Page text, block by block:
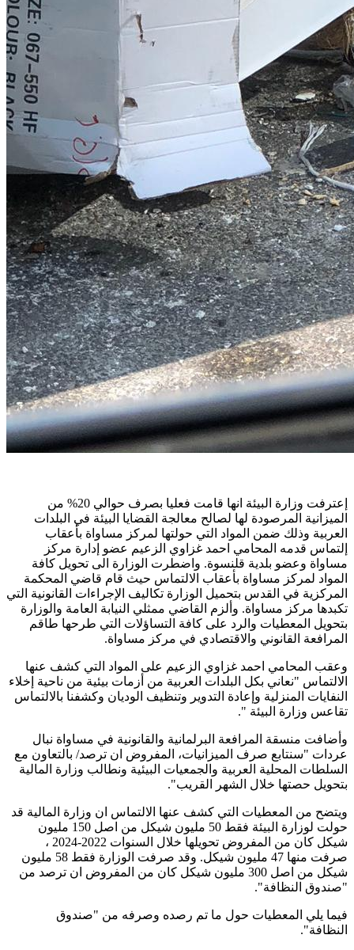
إعترفت وزارة البيئة انها قامت فعليا بصرف حوالي 20% من
الميزانية المرصودة لها لصالح معالجة القضايا البيئة في البلدات
العربية وذلك ضمن المواد التي حولتها لمركز مساواة بأعقاب
إلتماس قدمه المحامي احمد غزاوي الزعيم عضو إدارة مركز
مساواة وعضو بلدية قلنسوة. واضطرت الوزارة الى تحويل كافة
المواد لمركز مساواة بأعقاب الالتماس حيث قام قاضي المحكمة
المركزية في القدس بتحميل الوزارة تكاليف الإجراءات القانونية التي
تكبدها مركز مساواة. وألزم القاضي ممثلي النيابة العامة والوزارة
بتحويل المعطيات والرد على كافة التساؤلات التي طرحها طاقم
المرافعة القانوني والاقتصادي في مركز مساواة.
وعقب المحامي احمد غزاوي الزعيم على المواد التي كشف عنها
الالتماس "نعاني بكل البلدات العربية من أزمات بيئية من ناحية إخلاء
النفايات المنزلية وإعادة التدوير وتنظيف الوديان وكشفنا بالالتماس
تقاعس وزارة البيئة ".
وأضافت منسقة المرافعة البرلمانية والقانونية في مساواة نبال
عردات "سنتابع صرف الميزانيات، المفروض ان ترصد/ بالتعاون مع
السلطات المحلية العربية والجمعيات البيئية ونطالب وزارة المالية
بتحويل حصتها خلال الشهر القريب".
ويتضح من المعطيات التي كشف عنها الالتماس ان وزارة المالية قد
حولت لوزارة البيئة فقط 50 مليون شيكل من اصل 150 مليون
شيكل كان من المفروض تحويلها خلال السنوات 2022-2024 ،
صرفت منها 47 مليون شيكل. وقد صرفت الوزارة فقط 58 مليون
شيكل من اصل 300 مليون شيكل كان من المفروض ان ترصد من
"صندوق النظافة".
فيما يلي المعطيات حول ما تم رصده وصرفه من "صندوق
النظافة".